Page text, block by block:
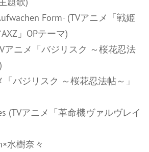
Form- (TVアニメ「戦姫
」OPテーマ)
アニメ「バジリスク ～桜花忍法
「バジリスク ～桜花忍法帖～」
(TVアニメ「革命機ヴァルヴレイ
水樹奈々